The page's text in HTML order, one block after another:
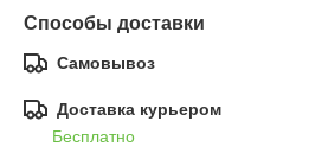
Способы доставки
Самовывоз
Доставка курьером
Бесплатно